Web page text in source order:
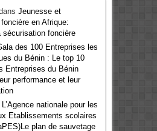
Jeunesse et
en Afrique:
sécurisation foncière
des 100 Entreprises les
du Bénin : Le top 10
Entreprises du Bénin
performance et leur
L’Agence nationale pour les
Etablissements scolaires
plan de sauvetage